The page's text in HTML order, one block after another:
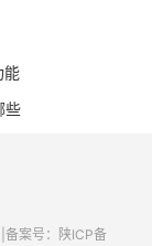
能
些
备案号：陕ICP备